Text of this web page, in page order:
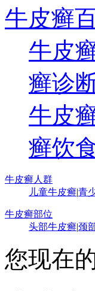
牛皮癣
牛皮
癣诊
牛皮
癣饮
牛皮癣人群
儿童牛皮癣|青
牛皮癣部位
头部牛皮癣|颈
您现在